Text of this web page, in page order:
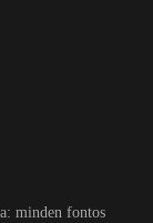
minden fontos